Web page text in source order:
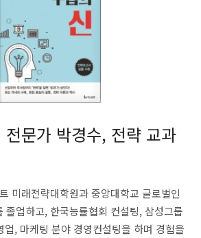
문가 박경수, 전략 교과
미래전략대학원과 중앙대학교 글로벌인
졸업하고, 한국능률협회 컨설팅, 삼성그룹
업, 마케팅 분야 경영컨설팅을 하며 경험을